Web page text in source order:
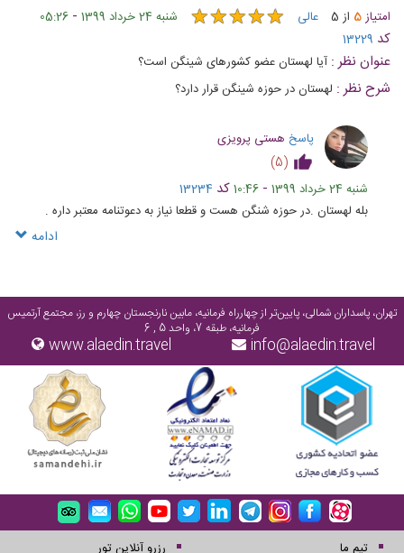
امتیاز5 از 5 عالی ★★★★★
★★★★★ شنبه 24 خرداد 1399 -
05:26
کد 13229
عنوان نظر : آیا لهستان عضو کشورهای شینگن است؟
شرح نظر : لهستان در حوزه شینگن قرار دارد؟
پاسخ هستی پرویزی
(
5
)
شنبه 24 خرداد 1399 -
10:46کد 13234
بله لهستان .در حوزه شنگن هست و قطعا نیاز به دعوتنامه معتبر داره .
ادامه
تهران، پاسداران شمالی، پایین‌تر از چهارراه فرمانیه، مابین نارنجستان چهارم و رز، مجتمع آرتمیس
فرمانیه، طبقه 7، واحد 5 , 6
info@alaedin.travel
www.alaedin.travel
تیم ما رزرو آنلاین تور